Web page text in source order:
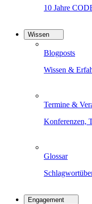
10 Jahre
Wissen
Blogposts
Wissen &
Termine &
Konferenzen,
Glossar
Engagement